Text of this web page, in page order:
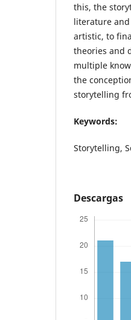
this, the
literature
artistic, to
theories and
multiple
the
storytelling
Keywords:
Storytelling,
Descargas